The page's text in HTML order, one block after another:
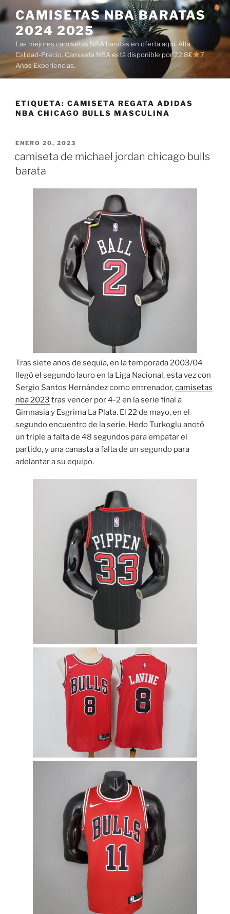
Saltar
al
contenido
CAMISETAS NBA BARATAS
2024 2025
Las mejores camisetas NBA baratas en oferta aquí. Alta
Calidad-Precio. Camiseta NBA está disponible por 22,8€
7
Años Experiencias.
ETIQUETA: CAMISETA REGATA ADIDAS
NBA CHICAGO BULLS MASCULINA
PUBLICADO
ENERO 20, 2023
camiseta de michael jordan chicago bulls
barata
Tras siete años de sequía, en la temporada 2003/04
llegó el segundo lauro en la Liga Nacional, esta vez con
Sergio Santos Hernández como entrenador,camisetas
nba 2023 tras vencer por 4-2 en la serie final a
Gimnasia y Esgrima La Plata. El 22 de mayo, en el
segundo encuentro de la serie, Hedo Turkoglu anotó
un triple a falta de 48 segundos para empatar el
partido, y una canasta a falta de un segundo para
adelantar a su equipo.